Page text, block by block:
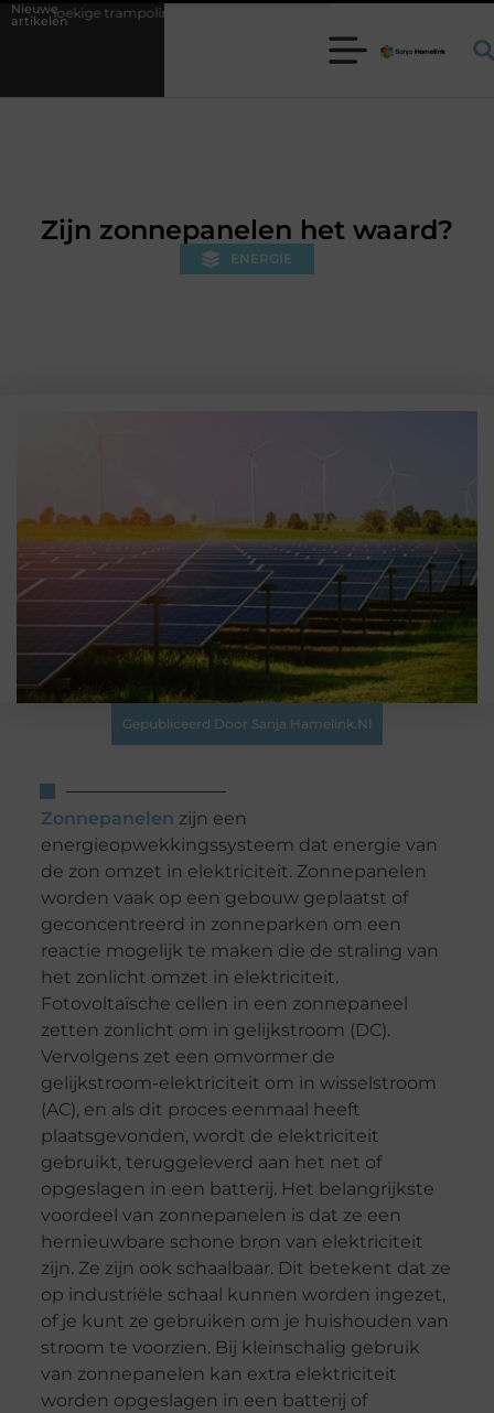
Nieuwe
artikelenkiezen voor jouw tuin
Zijn zonnepanelen het waard?
ENERGIE
Gepubliceerd Door Sanja Hamelink.nl
Zonnepanelen zijn een
energieopwekkingssysteem dat energie van
de zon omzet in elektriciteit. Zonnepanelen
worden vaak op een gebouw geplaatst of
geconcentreerd in zonneparken om een ​​
reactie mogelijk te maken die de straling van
het zonlicht omzet in elektriciteit.
Fotovoltaïsche cellen in een zonnepaneel
zetten zonlicht om in gelijkstroom (DC).
Vervolgens zet een omvormer de
gelijkstroom-elektriciteit om in wisselstroom
(AC), en als dit proces eenmaal heeft
plaatsgevonden, wordt de elektriciteit
gebruikt, teruggeleverd aan het net of
opgeslagen in een batterij. Het belangrijkste
voordeel van zonnepanelen is dat ze een
hernieuwbare schone bron van elektriciteit
zijn. Ze zijn ook schaalbaar. Dit betekent dat ze
op industriële schaal kunnen worden ingezet,
of je kunt ze gebruiken om je huishouden van
stroom te voorzien. Bij kleinschalig gebruik
van zonnepanelen kan extra elektriciteit
worden opgeslagen in een batterij of